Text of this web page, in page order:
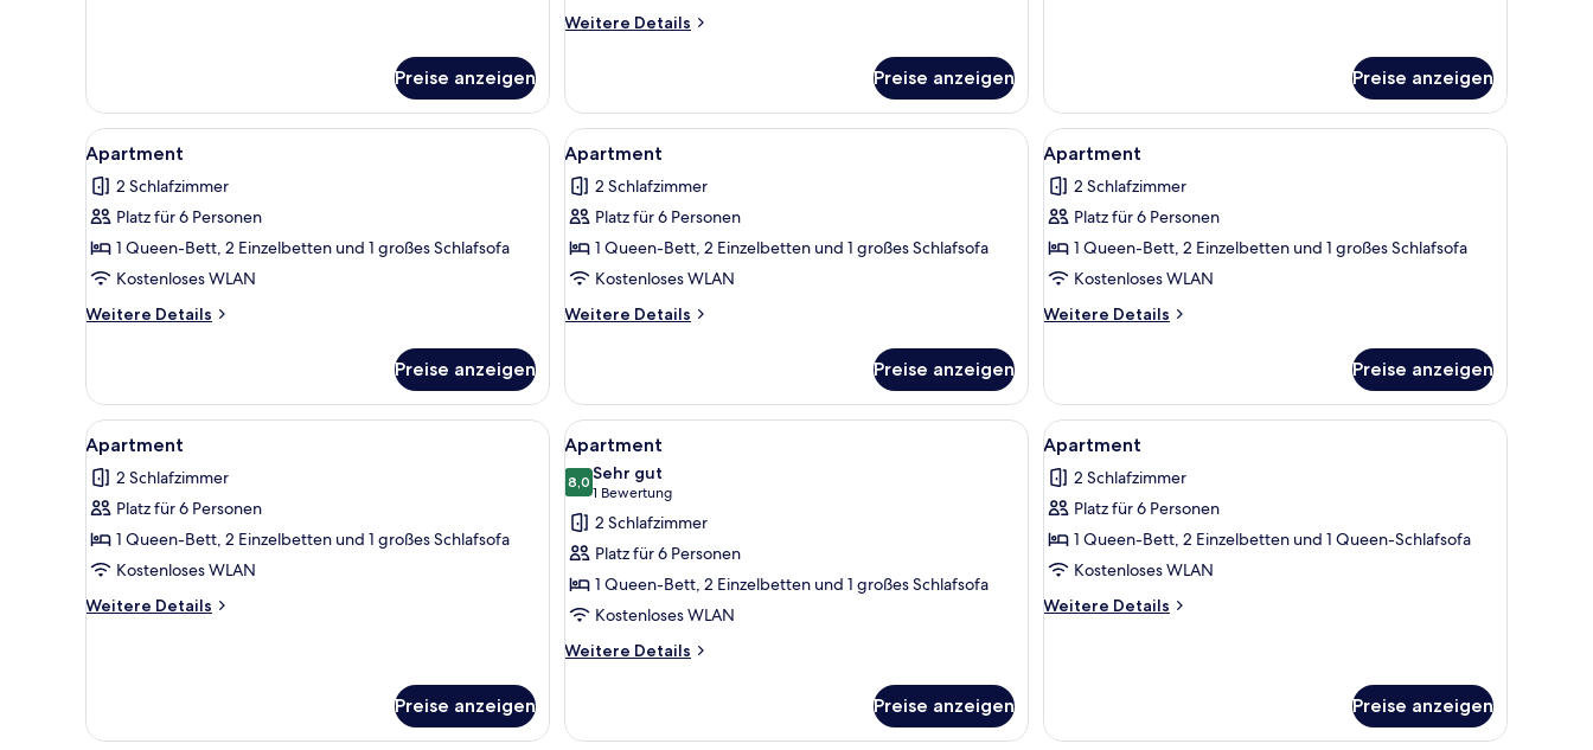
Preise anzeigen
Weitere Details
Weitere
Preise anzeigen Preise anzeigen
Alle
Fotos
für
Apartment
anzeigen
Apartment | Wohnbereich | Flachbildfernseher
11
Apartment
2 Schlafzimmer
Platz für 6 Personen
1 Queen-Bett, 2 Einzelbetten und 1 großes Schlafsofa
Kostenloses WLAN
Weitere Details
Weitere
Preise anzeigen
Alle
Fotos
für
Apartment
anzeigen
Eine moderne Küche mit dunklen Schränken, einer weißen Arbeitsplatte und einer integrierten Spüle.
1
Apartment
2 Schlafzimmer
Platz für 6 Personen
1 Queen-Bett, 2 Einzelbetten und 1 großes Schlafsofa
Kostenloses WLAN
Weitere Details
Weitere
Preise anzeigen
Alle
Fotos
für
Apartment
anzeigen
Apartment | 2 Schlafzimmer, Bügeleisen/
8
Apartment
2 Schlafzimmer
Platz für 6 Personen
1 Queen-Bett, 2 Einzelbetten und 1 großes Schlafsofa
Kostenloses WLAN
Weitere Details
Weitere
Preise anzeigen
Alle
Fotos
für
Apartment
anzeigen
Apartment | 2 Schlafzimmer, Bügeleisen/Bügelbrett, kostenloses WLAN
6
Apartment
2 Schlafzimmer
Platz für 6 Personen
1 Queen-Bett, 2 Einzelbetten und 1 großes Schlafsofa
Kostenloses WLAN
Weitere Details
Weitere
Preise anzeigen
Alle
Fotos
für
Apartment
anzeigen
Apartment | 2 Schlafzimmer, Bügeleisen/Bügelbrett, kostenloses WLAN
1
Apartment
8,08,0 von 10
Sehr gut
1 Bewertung
(1
Bewertung)
2 Schlafzimmer
Platz für 6 Personen
1 Queen-Bett, 2 Einzelbetten und 1 großes Schlafsofa
Kostenloses WLAN
Weitere Details
Weitere
Preise anzeigen
Alle
Fotos
für
Apartment
anzeigen
Apartment | 2 Schlafzimmer, Bügeleisen/
7
Apartment
2 Schlafzimmer
Platz für 6 Personen
1 Queen-Bett, 2 Einzelbetten und 1 Queen-Schlafsofa
Kostenloses WLAN
Weitere Details
Weitere
Preise anzeigen